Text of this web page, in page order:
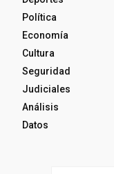
Política
Economía
Cultura
Seguridad
Judiciales
Análisis
Datos